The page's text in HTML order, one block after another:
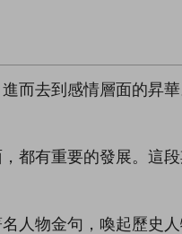
而去到感情層面的昇
都有重要的發展。這
人物金句，喚起歷史